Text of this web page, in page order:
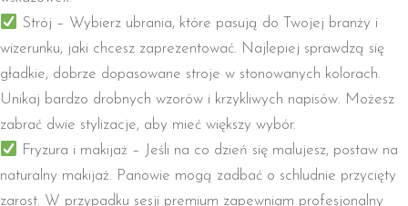
Strój – Wybierz ubrania, które pasują do Twojej branży i
wizerunku, jaki chcesz zaprezentować. Najlepiej sprawdzą się
gładkie, dobrze dopasowane stroje w stonowanych kolorach.
Unikaj bardzo drobnych wzorów i krzykliwych napisów. Możesz
zabrać dwie stylizacje, aby mieć większy wybór.
Fryzura i makijaż – Jeśli na co dzień się malujesz, postaw na
naturalny makijaż. Panowie mogą zadbać o schludnie przycięty
zarost. W przypadku sesji premium zapewniam profesjonalny